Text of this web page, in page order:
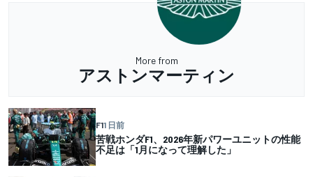
More from
アストンマーティン
F11 日前
苦戦ホンダF1、2026年新パワーユニットの性能
不足は「1月になって理解した」